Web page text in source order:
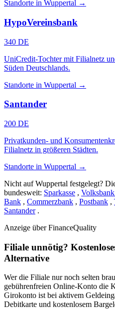
Standorte in Wuppertal →
HypoVereinsbank
340 DE
UniCredit-Tochter mit Filialnetz
Süden Deutschlands.
Standorte in Wuppertal →
Santander
200 DE
Privatkunden- und
Filialnetz in größeren Städten.
Standorte in Wuppertal →
Nicht auf Wuppertal festgelegt?
bundesweit: Sparkasse ,
Bank , Commerzbank , Postbank ,
Santander.
Anzeige über FinanceQuality
Filiale unnötig?
Alternative
Wer die Filiale nur noch selten
gebührenfreien Online-Konto die
Girokonto ist bei aktivem
Debitkarte und kostenlosem